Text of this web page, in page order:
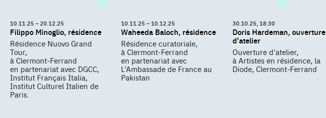
10.11.25 – 20.12.25
Filippo Minoglio, résidence
Résidence Nuovo Grand
Tour,
à Clermont-Ferrand
en partenariat avec DGCC,
Institut Français Italia,
Institut Culturel Italien de
Paris.
10.11.25 – 10.12.25
Waheeda Baloch, résidence
Résidence curatoriale,
à Clermont-Ferrand
en partenariat avec
L'Ambassade de France au
Pakistan
30.10.25, 18:30
Doris Hardeman, ouverture
d'atelier
Ouverture d'atelier,
à Artistes en résidence, la
Diode, Clermont-Ferrand